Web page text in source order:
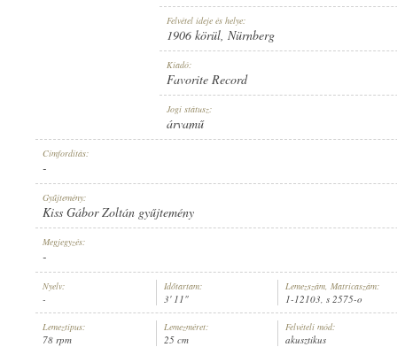
1-12103
Felvétel ideje és helye:
1906 körül, Nürnberg
Kiadó:
Favorite Record
Jogi státusz:
árvamű
Címfordítás:
-
Gyűjtemény:
Kiss Gábor Zoltán gyűjtemény
Megjegyzés:
-
Nyelv:
-
Időtartam:
3' 11"
Lemezszám, Matricaszám:
1-12103, s 2575-o
Lemeztípus:
78 rpm
Lemezméret:
25 cm
Felvételi mód:
akusztikus